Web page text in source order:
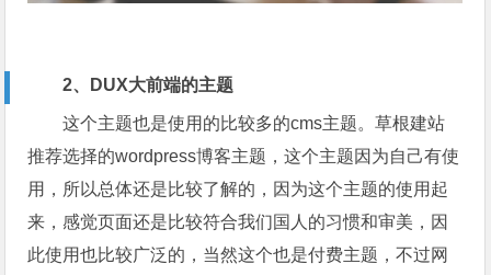
2、DUX大前端的主题
这个主题也是使用的比较多的cms主题。草根建站
推荐选择的wordpress博客主题，这个主题因为自己有使
用，所以总体还是比较了解的，因为这个主题的使用起
来，感觉页面还是比较符合我们国人的习惯和审美，因
此使用也比较广泛的，当然这个也是付费主题，不过网